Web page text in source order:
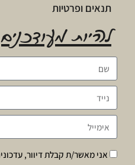
תנאים ופרטיות
להיות מעודכנים
אני מאשר/ת קבלת דיוור, עדכונים